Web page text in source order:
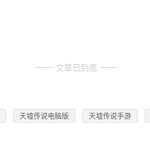
文章已到底
天墟传说电脑版 天墟传说手游